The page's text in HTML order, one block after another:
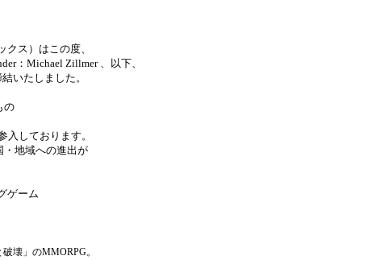
ス）はこの度、
：Michael Zillmer 、以下、
いたしました。
の
入しております。
・地域への進出が
ゲーム
壊」のMMORPG。